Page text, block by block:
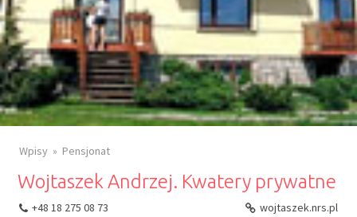
Wpisy Pensjonat
Wojtaszek Andrzej. Kwatery prywatne
+48 18 275 08 73 wojtaszek.nrs.pl